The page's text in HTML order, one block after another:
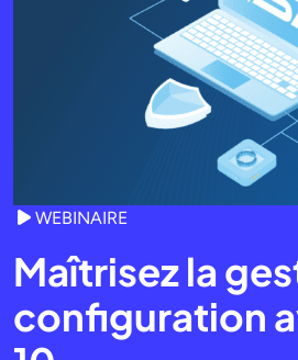
WEBINAIRE
Maîtrisez la
configuration